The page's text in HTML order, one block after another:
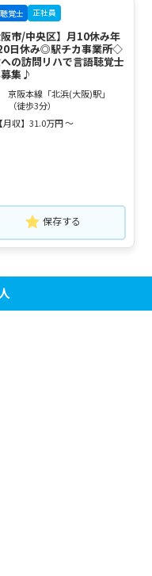
覚士 正社員
阪市/中央区】月10休み年
日休み◎駅チカ事業所◇
の訪問リハで言語聴覚士
集♪
京阪本線「北浜(大阪)駅」
（徒歩3分）
月収】31.0万円 ～
保存する